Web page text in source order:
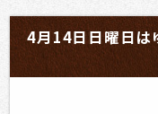
4月14日日曜日は